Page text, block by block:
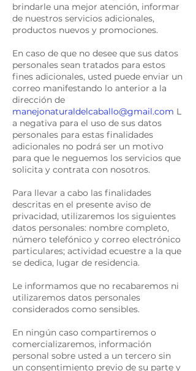
brindarle una mejor atención, informar
de nuestros servicios adicionales,
productos nuevos y promociones.
En caso de que no desee que sus datos
personales sean tratados para estos
fines adicionales, usted puede enviar un
correo manifestando lo anterior a la
dirección de
manejonaturaldelcaballo@gmail.com L
a negativa para el uso de sus datos
personales para estas finalidades
adicionales no podrá ser un motivo
para que le neguemos los servicios que
solicita y contrata con nosotros.
Para llevar a cabo las finalidades
descritas en el presente aviso de
privacidad, utilizaremos los siguientes
datos personales: nombre completo,
número telefónico y correo electrónico
particulares; actividad ecuestre a la que
se dedica, lugar de residencia.
Le informamos que no recabaremos ni
utilizaremos datos personales
considerados como sensibles.
En ningún caso compartiremos o
comercializaremos, información
personal sobre usted a un tercero sin
un consentimiento previo de su parte y